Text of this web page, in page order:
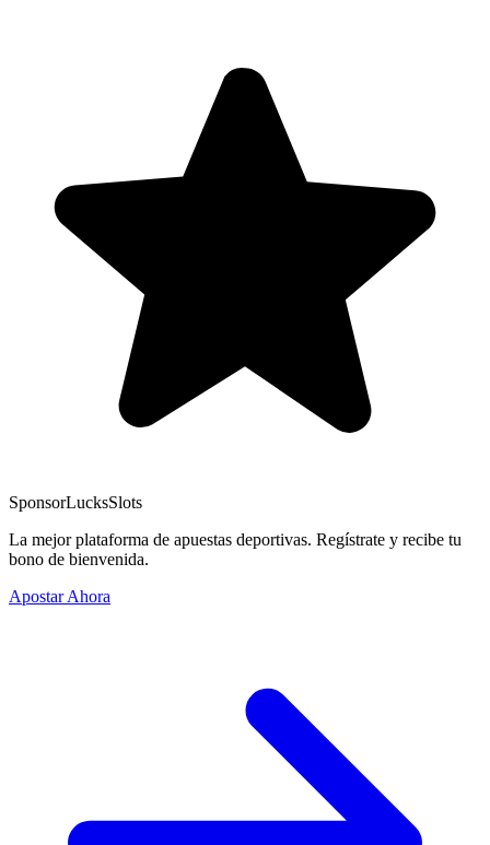
SponsorLucksSlots
La mejor plataforma de apuestas deportivas. Regístrate y recibe tu
bono de bienvenida.
Apostar Ahora